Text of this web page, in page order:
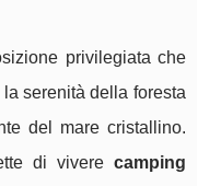
privilegiata che
serenità della foresta
del mare cristallino.
di vivere camping